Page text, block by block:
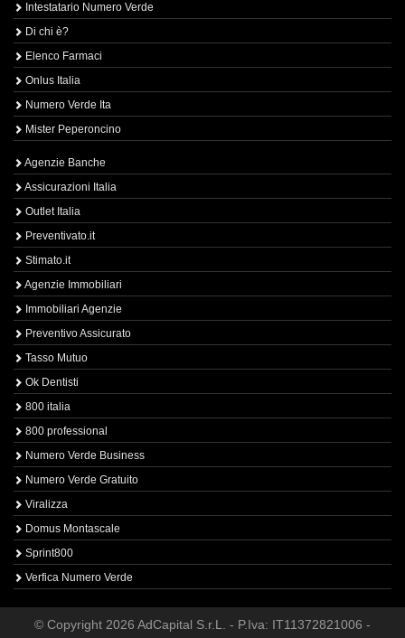
Intestatario Numero Verde
Di chi è?
Elenco Farmaci
Onlus Italia
Numero Verde Ita
Mister Peperoncino
Agenzie Banche
Assicurazioni Italia
Outlet Italia
Preventivato.it
Stimato.it
Agenzie Immobiliari
Immobiliari Agenzie
Preventivo Assicurato
Tasso Mutuo
Ok Dentisti
800 italia
800 professional
Numero Verde Business
Numero Verde Gratuito
Viralizza
Domus Montascale
Sprint800
Verfica Numero Verde
© Copyright 2026 AdCapital S.r.L. - P.Iva: IT11372821006 -